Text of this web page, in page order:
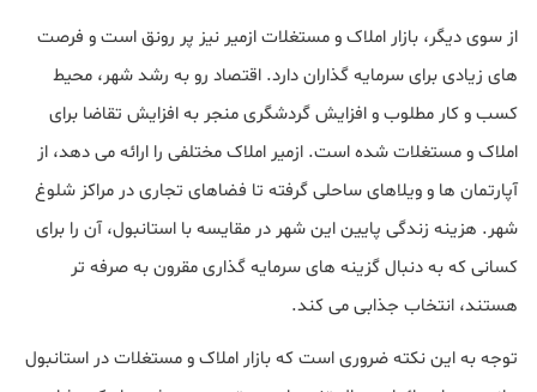
از سوی دیگر، بازار املاک و مستغلات ازمیر نیز پر رونق است و فرصت
های زیادی برای سرمایه گذاران دارد. اقتصاد رو به رشد شهر، محیط
کسب و کار مطلوب و افزایش گردشگری منجر به افزایش تقاضا برای
املاک و مستغلات شده است. ازمیر املاک مختلفی را ارائه می دهد، از
آپارتمان ها و ویلاهای ساحلی گرفته تا فضاهای تجاری در مراکز شلوغ
شهر. هزینه زندگی پایین این شهر در مقایسه با استانبول، آن را برای
کسانی که به دنبال گزینه های سرمایه گذاری مقرون به صرفه تر
هستند، انتخاب جذابی می کند.
توجه به این نکته ضروری است که بازار املاک و مستغلات در استانبول